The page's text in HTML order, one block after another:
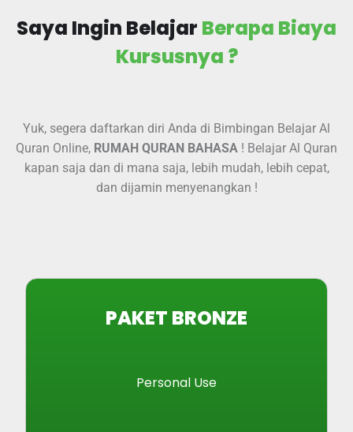
Saya Ingin Belajar Berapa Biaya
Kursusnya ?
Yuk, segera daftarkan diri Anda di Bimbingan Belajar Al
Quran Online, RUMAH QURAN BAHASA ! Belajar Al Quran
kapan saja dan di mana saja, lebih mudah, lebih cepat,
dan dijamin menyenangkan !
PAKET BRONZE
Personal Use